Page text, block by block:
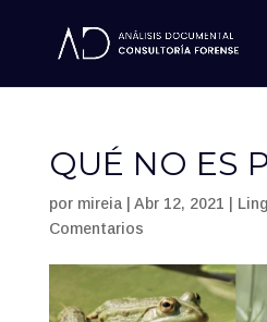
QUÉ NO ES
por mireia| Abr 12, 2021
Comentarios